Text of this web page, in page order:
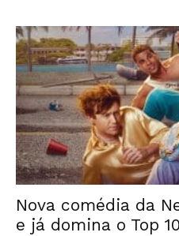
Nova comédia da
e já domina o Top